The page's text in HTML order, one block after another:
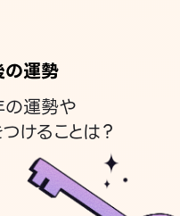
運勢
運勢や
けることは？